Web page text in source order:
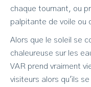
chaque tournant, ou
palpitante de voile ou
Alors que le soleil se
chaleureuse sur les
VAR prend vraiment
visiteurs alors qu'ils